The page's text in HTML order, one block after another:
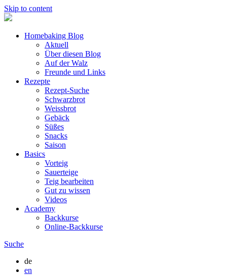
Skip to content
Homebaking Blog
Aktuell
Über diesen Blog
Auf der Walz
Freunde und Links
Rezepte
Rezept-Suche
Schwarzbrot
Weissbrot
Gebäck
Süßes
Snacks
Saison
Basics
Vorteig
Sauerteige
Teig bearbeiten
Gut zu wissen
Videos
Academy
Backkurse
Online-Backkurse
Suche
de
en